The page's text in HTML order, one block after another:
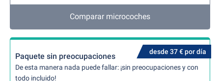
Comparar microcoches
desde 37 € por día
Paquete sin preocupaciones
De esta manera nada puede fallar: ¡sin preocupaciones y con
todo incluido!